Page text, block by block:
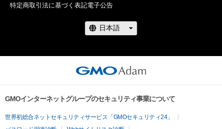
特定商取引法に基づく表記電子公告
GMOインターネットグループのセキュリティ事業について
世界初総合ネットセキュリティサービス「GMOセキュリティ24」